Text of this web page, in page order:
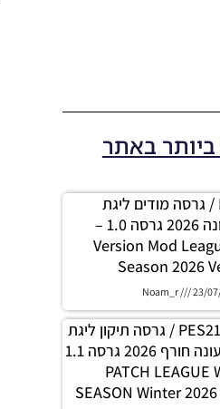
באתר
PES21 PC / גרסה מודים ליגת
Winner עונה 2026 גרסה 1.0 –
Version Mod
Season 2026
Noam_r 23/
PES21 PS4/PS5 / גרסה תיקון ליגת
WINNER עונה חורף 2026 גרסה 1.1
– PATCH LEAGUE
SEASON Winter 2026